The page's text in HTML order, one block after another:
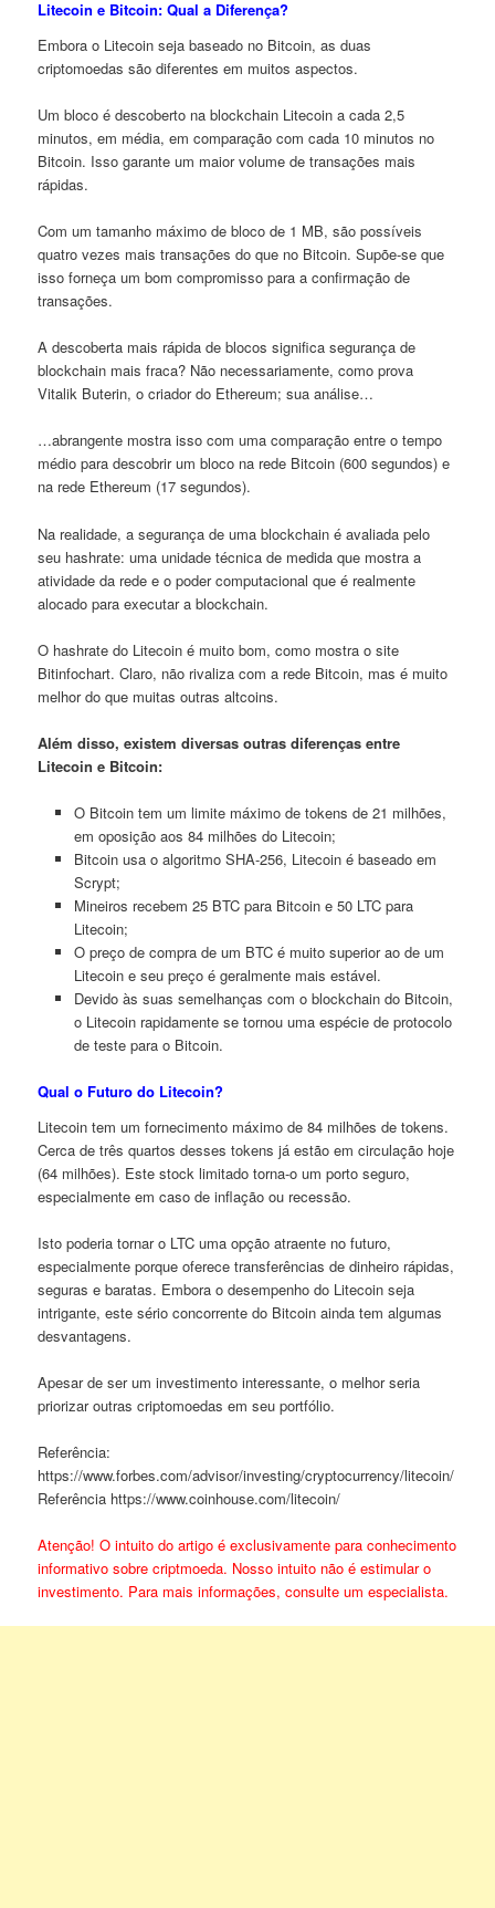
Litecoin e Bitcoin: Qual a Diferença?
Embora o Litecoin seja baseado no Bitcoin, as duas
criptomoedas são diferentes em muitos aspectos.
Um bloco é descoberto na blockchain Litecoin a cada 2,5
minutos, em média, em comparação com cada 10 minutos no
Bitcoin. Isso garante um maior volume de transações mais
rápidas.
Com um tamanho máximo de bloco de 1 MB, são possíveis
quatro vezes mais transações do que no Bitcoin. Supõe-se que
isso forneça um bom compromisso para a confirmação de
transações.
A descoberta mais rápida de blocos significa segurança de
blockchain mais fraca? Não necessariamente, como prova
Vitalik Buterin, o criador do Ethereum; sua análise…
…abrangente mostra isso com uma comparação entre o tempo
médio para descobrir um bloco na rede Bitcoin (600 segundos) e
na rede Ethereum (17 segundos).
Na realidade, a segurança de uma blockchain é avaliada pelo
seu hashrate: uma unidade técnica de medida que mostra a
atividade da rede e o poder computacional que é realmente
alocado para executar a blockchain.
O hashrate do Litecoin é muito bom, como mostra o site
Bitinfochart. Claro, não rivaliza com a rede Bitcoin, mas é muito
melhor do que muitas outras altcoins.
Além disso, existem diversas outras diferenças entre
Litecoin e Bitcoin:
O Bitcoin tem um limite máximo de tokens de 21 milhões,
em oposição aos 84 milhões do Litecoin;
Bitcoin usa o algoritmo SHA-256, Litecoin é baseado em
Scrypt;
Mineiros recebem 25 BTC para Bitcoin e 50 LTC para
Litecoin;
O preço de compra de um BTC é muito superior ao de um
Litecoin e seu preço é geralmente mais estável.
Devido às suas semelhanças com o blockchain do Bitcoin,
o Litecoin rapidamente se tornou uma espécie de protocolo
de teste para o Bitcoin.
Qual o Futuro do Litecoin?
Litecoin tem um fornecimento máximo de 84 milhões de tokens.
Cerca de três quartos desses tokens já estão em circulação hoje
(64 milhões). Este stock limitado torna-o um porto seguro,
especialmente em caso de inflação ou recessão.
Isto poderia tornar o LTC uma opção atraente no futuro,
especialmente porque oferece transferências de dinheiro rápidas,
seguras e baratas. Embora o desempenho do Litecoin seja
intrigante, este sério concorrente do Bitcoin ainda tem algumas
desvantagens.
Apesar de ser um investimento interessante, o melhor seria
priorizar outras criptomoedas em seu portfólio.
Referência:
https://www.forbes.com/advisor/investing/cryptocurrency/litecoin/
Referência https://www.coinhouse.com/litecoin/
Atenção! O intuito do artigo é exclusivamente para conhecimento
informativo sobre criptmoeda. Nosso intuito não é estimular o
investimento. Para mais informações, consulte um especialista.